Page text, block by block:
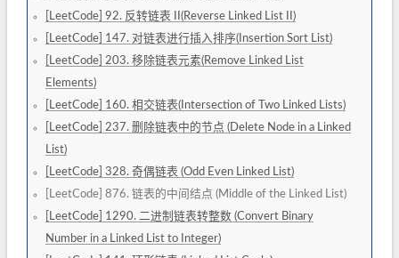
[LeetCode] 92. 反转链表 II(Reverse Linked List II)
[LeetCode] 147. 对链表进行插入排序(Insertion Sort List)
[LeetCode] 203. 移除链表元素(Remove Linked List
Elements)
[LeetCode] 160. 相交链表(Intersection of Two Linked Lists)
[LeetCode] 237. 删除链表中的节点 (Delete Node in a Linked
List)
[LeetCode] 328. 奇偶链表 (Odd Even Linked List)
[LeetCode] 876. 链表的中间结点 (Middle of the Linked List)
[LeetCode] 1290. 二进制链表转整数 (Convert Binary
Number in a Linked List to Integer)